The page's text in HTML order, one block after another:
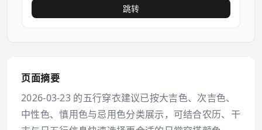
跳转
页面摘要
2026-03-23 的五行穿衣建议已按大吉色、次吉色、
中性色、慎用色与忌用色分类展示，可结合农历、干